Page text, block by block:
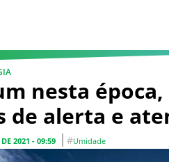
nesta
de alerta e
2021 - 09:59 #Umidade